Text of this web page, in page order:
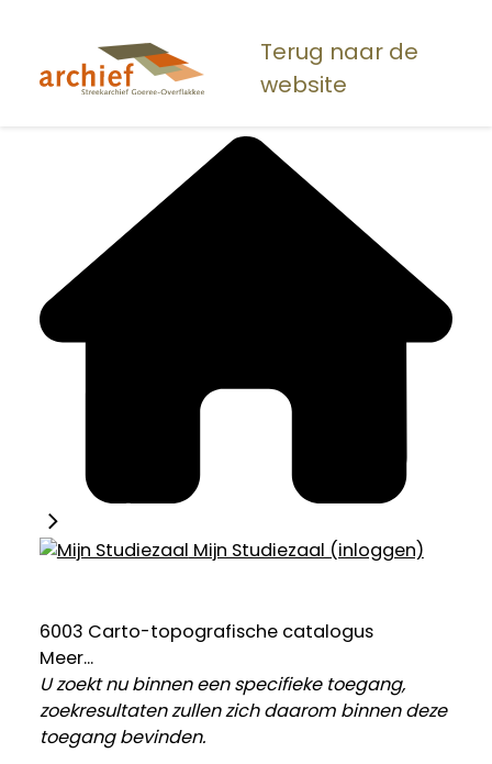
naar
Terug naar de
website
Mijn Studiezaal (inloggen)
6003 Carto-topografische catalogus
Meer...
U zoekt nu binnen een specifieke toegang,
zoekresultaten zullen zich daarom binnen deze
toegang bevinden.